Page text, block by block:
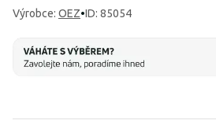
Výrobce: OEZ•ID: 85054